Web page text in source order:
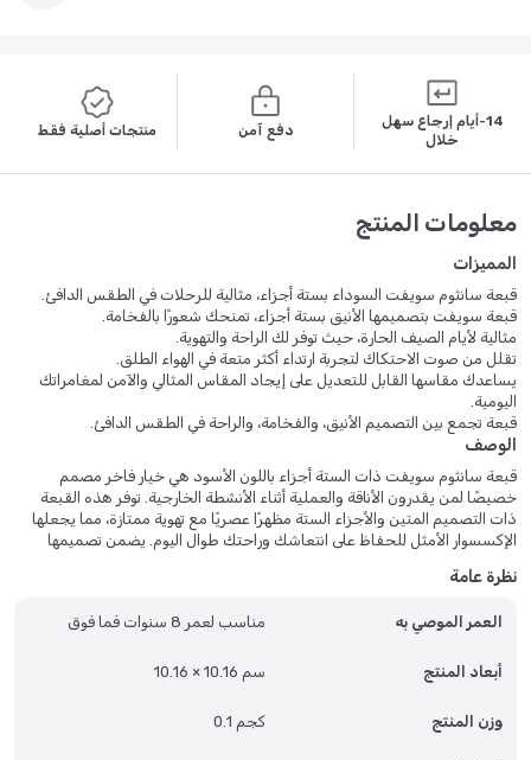
14-أيام إرجاع سهل
خلال
دفع آمن منتجات أصلية فقط
معلومات المنتج
المميزات
قبعة سانثوم سويفت السوداء بستة أجزاء، مثالية للرحلات في الطقس الدافئ.
قبعة سويفت بتصميمها الأنيق بستة أجزاء، تمنحك شعورًا بالفخامة.
مثالية لأيام الصيف الحارة، حيث توفر لك الراحة والتهوية.
تقلل من صوت الاحتكاك لتجربة ارتداء أكثر متعة في الهواء الطلق.
يساعدك مقاسها القابل للتعديل على إيجاد المقاس المثالي والآمن لمغامراتك
اليومية.
قبعة تجمع بين التصميم الأنيق، والفخامة، والراحة في الطقس الدافئ.
الوصف
قبعة سانثوم سويفت ذات الستة أجزاء باللون الأسود هي خيار فاخر مصمم
خصيصًا لمن يقدرون الأناقة والعملية أثناء الأنشطة الخارجية. توفر هذه القبعة
ذات التصميم المتين والأجزاء الستة مظهرًا عصريًا مع تهوية ممتازة، مما يجعلها
الإكسسوار الأمثل للحفاظ على انتعاشك وراحتك طوال اليوم. يضمن تصميمها
الحياة النشط. بفضل تصميمها الخلفي الشبكي المزدوج، تسمح هذه القبعة
ميزاتها تصميم حزام الفيلكرو الصامت المبتكر، الذي يمنع صوت الصرير المزعج
المدروسة ملاءمة آمنة وقابلة للتعديل دون أي ضوضاء، مما يعزز تجربة
نظرة عامة
العمر الموصي به مناسب لعمر 8 سنوات فما فوق
أبعاد المنتج 10.16 × 10.16 سم
وزن المنتج 0.1 كجم